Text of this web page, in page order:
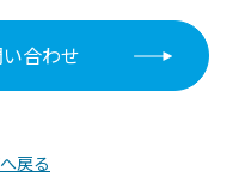
合わせ
戻る